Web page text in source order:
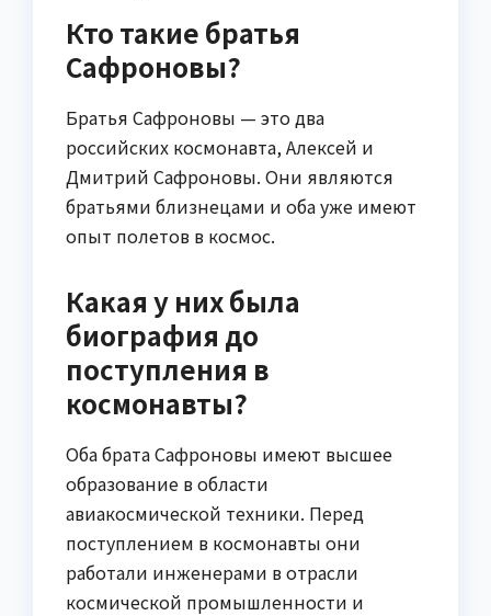
Кто такие братья
Сафроновы?
Братья Сафроновы — это два
российских космонавта, Алексей и
Дмитрий Сафроновы. Они являются
братьями близнецами и оба уже имеют
опыт полетов в космос.
Какая у них была
биография до
поступления в
космонавты?
Оба брата Сафроновы имеют высшее
образование в области
авиакосмической техники. Перед
поступлением в космонавты они
работали инженерами в отрасли
космической промышленности и